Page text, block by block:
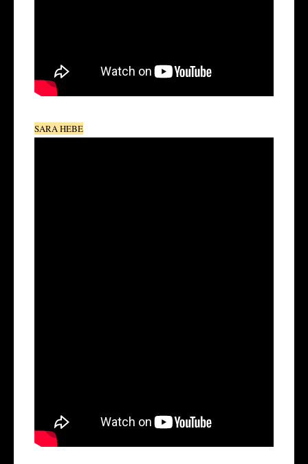
SARA HEBE